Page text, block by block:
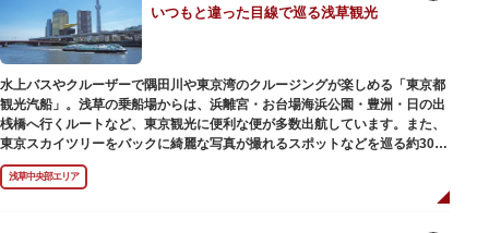
動物園としても知られるようになりました。戦後は遊園地として再開し、温
かさと懐かしさを併せ持つレトロなアトラクションや雰囲気で人気のスポッ
トとなっています。幼児（0歳～4歳）は入園とのりもの料が無料で、年齢や
身長制限の無いアトラクションもあり、子どもの遊園地デビューにもぴった
りです。
いつもと違った目線で巡る浅草観光
水上バスやクルーザーで隅田川や東京湾のクルージングが楽しめる「東京都
観光汽船」。浅草の乗船場からは、浜離宮・お台場海浜公園・豊洲・日の出
桟橋へ行くルートなど、東京観光に便利な便が多数出航しています。また、
東京スカイツリーをバックに綺麗な写真が撮れるスポットなどを巡る約30分
の「浅草周遊コース」も。初日の出やお花見、隅田川花火大会、クリスマス
などのイベント時は、いつもと違う目線から東京の景色を堪能できるイベン
浅草中央部エリア